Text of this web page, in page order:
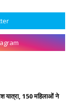
यात्रा, 150 महिलाओं ने